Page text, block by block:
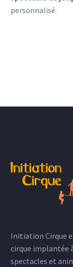
personnalisé.
Initiation Cirque
cirque implantée
spectacles et